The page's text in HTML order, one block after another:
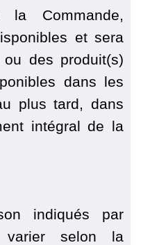
la Commande,
et sera
des produit(s)
dans les
plus tard, dans
intégral de la
indiqués par
varier selon la